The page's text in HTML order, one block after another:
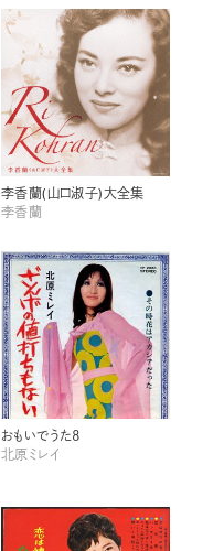
李香蘭(山口淑子)大全集
李香蘭
おもいでうた８
北原ミレイ